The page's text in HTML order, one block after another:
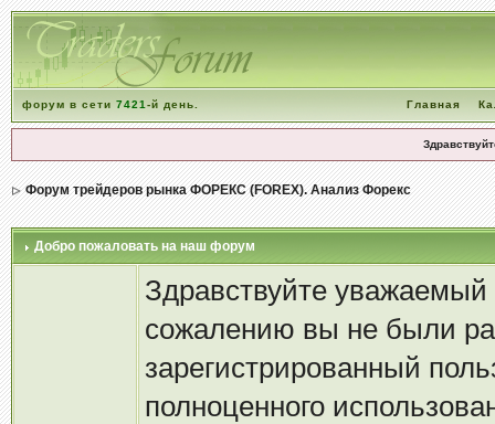
форум в сети 7421 -й день. Главная
Форум трейдеров рынка ФОРЕКС (FOREX). Анализ Форекс
Добро пожаловать на наш форум
Здравствуйте уважаемый
сожалению вы не были
зарегистрированный
полноценного